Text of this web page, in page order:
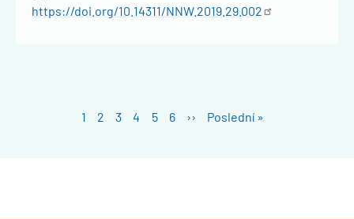
https://doi.org/10.14311/NNW.2019.29.002
Stránka
1 Stránka
2 Stránka
3 Stránka
4 Stránka
5 Stránka
6
Následující
››
Poslední
Poslední »